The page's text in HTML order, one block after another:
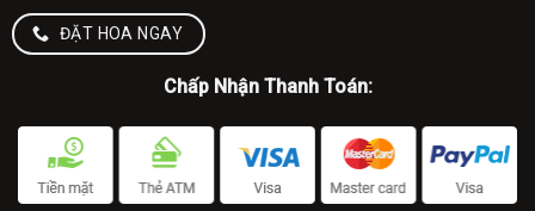
ĐẶT HOA NGAY
Chấp Nhận Thanh Toán: